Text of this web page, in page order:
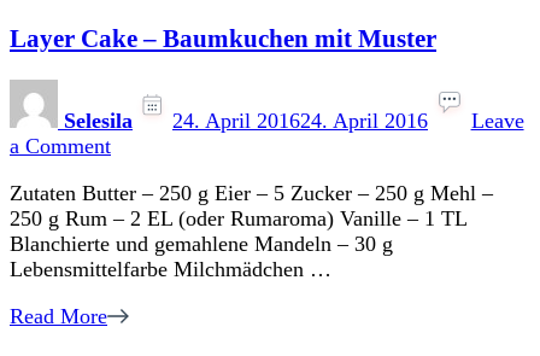
Layer Cake – Baumkuchen mit Muster
Selesila 24. April 201624. April 2016
Leave
a Commenton
Cake
–
Baumkuchen
mit
Zutaten Butter – 250 g Eier – 5 Zucker – 250 g Mehl –
250 g Rum – 2 EL (oder Rumaroma) Vanille – 1 TL
Blanchierte und gemahlene Mandeln – 30 g
Lebensmittelfarbe Milchmädchen …
Read More